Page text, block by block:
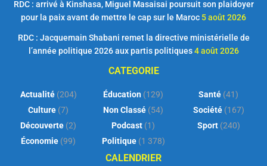
RDC : arrivé à Kinshasa, Miguel Masaisai poursuit son plaidoyer
pour la paix avant de mettre le cap sur le Maroc 5 août 2026
RDC : Jacquemain Shabani remet la directive ministérielle de
l’année politique 2026 aux partis politiques 4 août 2026
CATEGORIE
Actualité(204)
Culture (7)
Découverte (2)
Économie (99)
Éducation (129)
Non Classé (54)
Podcast (1)
Politique(1 378)
Santé (41)
Société(167)
Sport(240)
CALENDRIER